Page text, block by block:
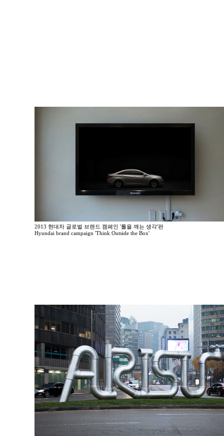
2013 현대차 글로벌 브랜드 캠페인 '틀을 깨는 생각'편
Hyundai brand campaign 'Think Outside the Box'